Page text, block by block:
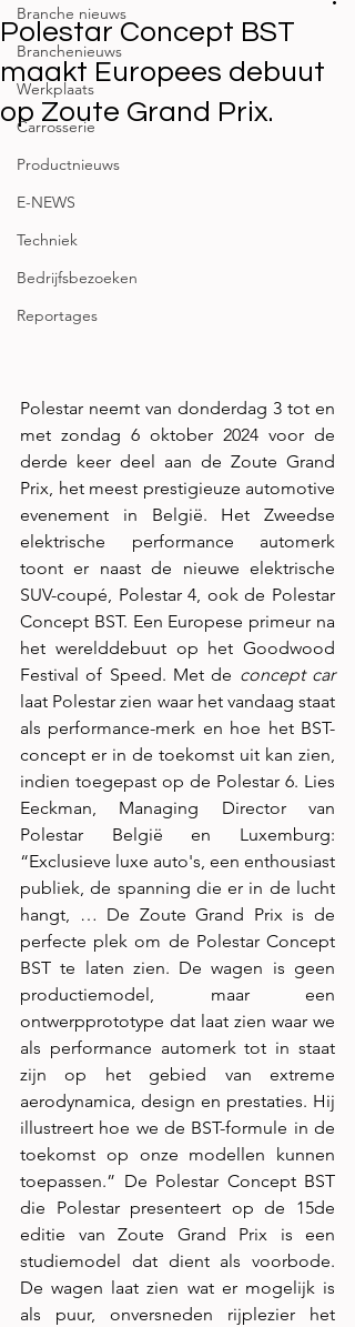
Branche nieuws
Branchenieuws
Werkplaats
Carrosserie
Productnieuws
E-NEWS
Techniek
Bedrijfsbezoeken
Reportages
Polestar Concept BST
maakt Europees debuut
op Zoute Grand Prix.
Polestar neemt van donderdag 3 tot en
met zondag 6 oktober 2024 voor de
derde keer deel aan de Zoute Grand
Prix, het meest prestigieuze automotive
evenement in België. Het Zweedse
elektrische performance automerk
toont er naast de nieuwe elektrische
SUV-coupé, Polestar 4, ook de Polestar
Concept BST. Een Europese primeur na
het werelddebuut op het Goodwood
Festival of Speed. Met de
concept car
laat Polestar zien waar het vandaag staat
als performance-merk en hoe het BST-
concept er in de toekomst uit kan zien,
indien toegepast op de Polestar 6. Lies
Eeckman, Managing Director van
Polestar België en Luxemburg:
“Exclusieve luxe auto's, een enthousiast
publiek, de spanning die er in de lucht
hangt, … De Zoute Grand Prix ​​is de
perfecte plek om de Polestar Concept
BST te laten zien. De wagen is geen
productiemodel, maar een
ontwerpprototype dat laat zien waar we
als performance automerk tot in staat
zijn op het gebied van extreme
aerodynamica, design en prestaties. Hij
illustreert hoe we de BST-formule in de
toekomst op onze modellen kunnen
toepassen.” De Polestar Concept BST
die Polestar presenteert op de 15de
editie van Zoute Grand Prix is een
studiemodel dat dient als voorbode.
De wagen laat zien wat er mogelijk is
als puur, onversneden rijplezier het